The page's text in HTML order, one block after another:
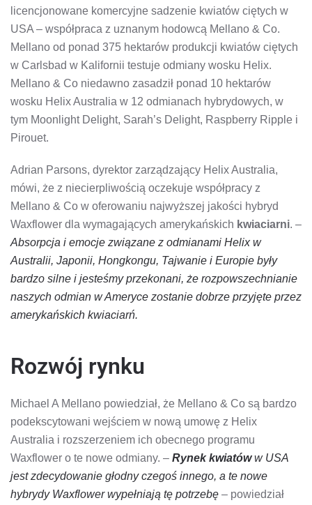
licencjonowane komercyjne sadzenie kwiatów ciętych w
USA – współpraca z uznanym hodowcą Mellano & Co.
Mellano od ponad 375 hektarów produkcji kwiatów ciętych
w Carlsbad w Kalifornii testuje odmiany wosku Helix.
Mellano & Co niedawno zasadził ponad 10 hektarów
wosku Helix Australia w 12 odmianach hybrydowych, w
tym Moonlight Delight, Sarah’s Delight, Raspberry Ripple i
Pirouet.
Adrian Parsons, dyrektor zarządzający Helix Australia,
mówi, że z niecierpliwością oczekuje współpracy z
Mellano & Co w oferowaniu najwyższej jakości hybryd
Waxflower dla wymagających amerykańskich kwiaciarni. –
Absorpcja i emocje związane z odmianami Helix w
Australii, Japonii, Hongkongu, Tajwanie i Europie były
bardzo silne i jesteśmy przekonani, że rozpowszechnianie
naszych odmian w Ameryce zostanie dobrze przyjęte przez
amerykańskich kwiaciarń.
Rozwój rynku
Michael A Mellano powiedział, że Mellano & Co są bardzo
podekscytowani wejściem w nową umowę z Helix
Australia i rozszerzeniem ich obecnego programu
Waxflower o te nowe odmiany. – Rynek kwiatóww USA
jest zdecydowanie głodny czegoś innego, a te nowe
hybrydy Waxflower wypełniają tę potrzebę – powiedział